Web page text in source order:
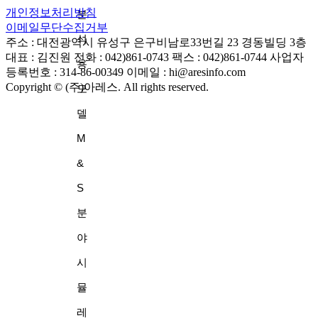
분
석
용
모
델
M
&
S
분
야
시
뮬
레
개인정보처리방침
이메일무단수집거부
주소 : 대전광역시 유성구 은구비남로33번길 23 경동빌딩 3층
대표 : 김진원 전화 : 042)861-0743 팩스 : 042)861-0744 사업자
등록번호 : 314-86-00349 이메일 : hi@aresinfo.com
Copyright © (주)아레스. All rights reserved.